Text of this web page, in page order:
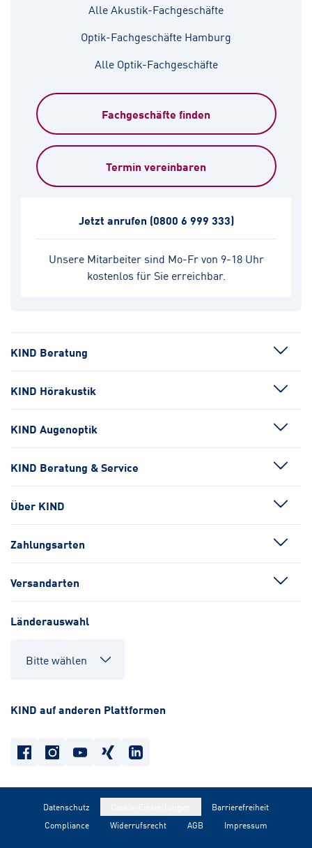
Alle Akustik-Fachgeschäfte
Optik-Fachgeschäfte Hamburg
Alle Optik-Fachgeschäfte
Fachgeschäfte finden
Termin vereinbaren
Unsere Mitarbeiter sind Mo-Fr von 9-18 Uhr
kostenlos für Sie erreichbar.
Jetzt anrufen (0800 6 999 333)
KIND Beratung
KIND Hörakustik
KIND Augenoptik
KIND Beratung & Service
Über KIND
Zahlungsarten
Versandarten
Länderauswahl
KIND auf anderen Plattformen
Datenschutz
Barrierefreiheit
Compliance
Widerrufsrecht AGB Impressum